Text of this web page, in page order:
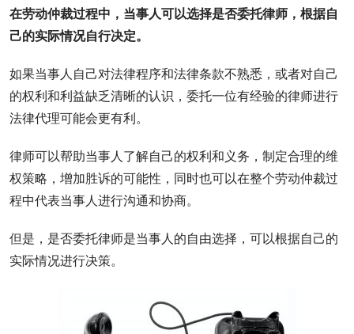
在劳动仲裁过程中，当事人可以选择是否委托律师，根据自
己的实际情况自行决定。
如果当事人自己对法律程序和法律条款不熟悉，或者对自己
的权利和利益缺乏清晰的认识，委托一位有经验的律师进行
法律代理可能会更有利。
律师可以帮助当事人了解自己的权利和义务，制定合理的维
权策略，增加胜诉的可能性，同时也可以在整个劳动仲裁过
程中代表当事人进行沟通和协商。
但是，是否委托律师是当事人的自由选择，可以根据自己的
实际情况进行决策。